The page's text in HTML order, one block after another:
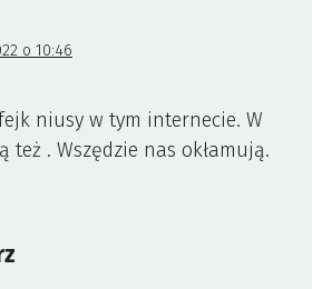
o 10:46
niusy w tym internecie. W
też . Wszędzie nas okłamują.